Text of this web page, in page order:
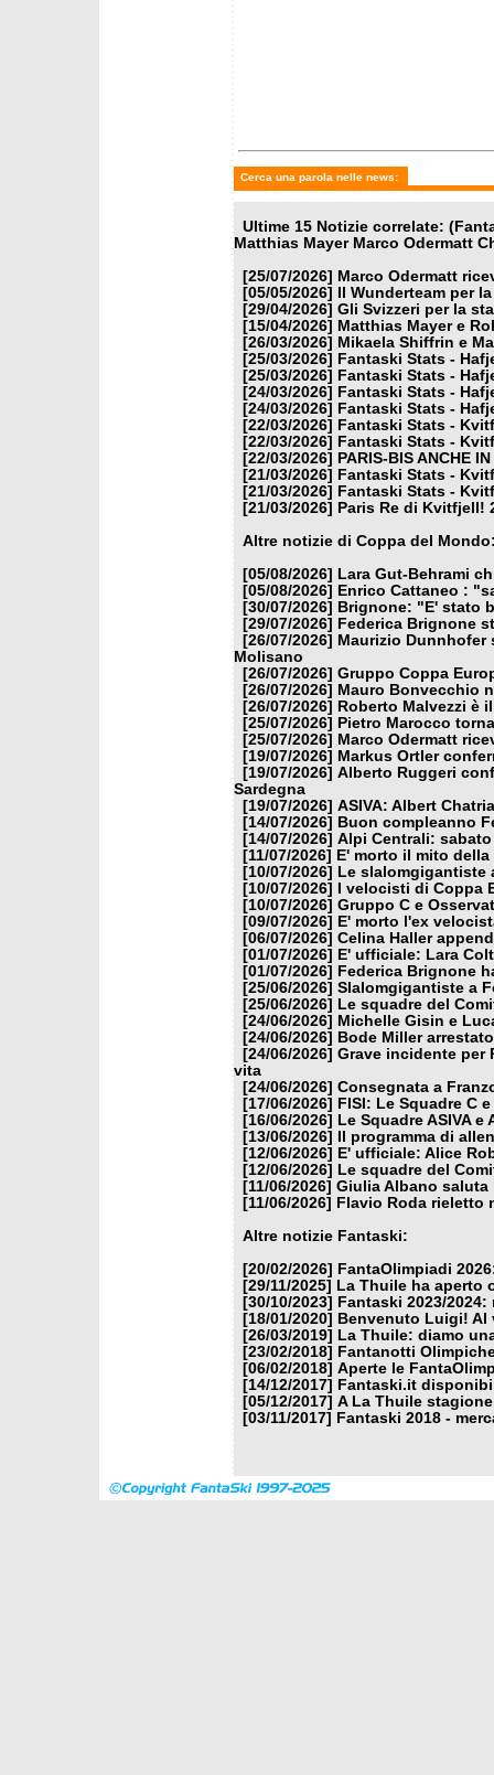
Cerca una parola nelle news:
Ultime 15 Notizie correlate:
Matthias Mayer Marco Odermatt
[25/07/2026] Marco Odermatt
[05/05/2026]
Il Wunderteam per
[29/04/2026] Gli Svizzeri per la
[15/04/2026] Matthias Mayer e
[26/03/2026] Mikaela Shiffrin e
[25/03/2026]
Fantaski Stats -
[25/03/2026]
Fantaski Stats -
[24/03/2026]
Fantaski Stats -
[24/03/2026]
Fantaski Stats -
[22/03/2026]
Fantaski Stats -
[22/03/2026]
Fantaski Stats -
[22/03/2026]
PARIS-BIS ANCHE
[21/03/2026]
Fantaski Stats -
[21/03/2026]
Fantaski Stats -
[21/03/2026]
Paris Re di Kvitfjell!
Altre notizie di Coppa del
[05/08/2026]
Lara Gut-Behrami
[05/08/2026]
Enrico Cattaneo :
[30/07/2026]
Brignone: "E' stato
[29/07/2026]
Federica Brignone
[26/07/2026] Maurizio Dunnhofer
Molisano
[26/07/2026] Gruppo Coppa
[26/07/2026] Mauro Bonvecchio
[26/07/2026]
Roberto Malvezzi è
[25/07/2026]
Pietro Marocco
[25/07/2026] Marco Odermatt
[19/07/2026] Markus Ortler
[19/07/2026] Alberto Ruggeri
Sardegna
[19/07/2026] ASIVA: Albert
[14/07/2026]
Buon compleanno
[14/07/2026] Alpi Centrali:
[11/07/2026]
E' morto il mito
[10/07/2026]
Le
[10/07/2026]
I velocisti di Coppa
[10/07/2026] Gruppo C e
[09/07/2026]
E' morto l'ex
[06/07/2026] Celina Haller
[01/07/2026]
E' ufficiale: Lara
[01/07/2026]
Federica Brignone
[25/06/2026] Slalomgigantiste a
[25/06/2026]
Le squadre del
[24/06/2026] Michelle Gisin e
[24/06/2026]
Bode Miller
[24/06/2026] Grave incidente per
vita
[24/06/2026] Consegnata a
[17/06/2026]
FISI: Le Squadre C
[16/06/2026]
Le Squadre ASIVA
[13/06/2026]
Il programma di
[12/06/2026]
E' ufficiale: Alice
[12/06/2026]
Le squadre del
[11/06/2026] Giulia Albano saluta
[11/06/2026]
Flavio Roda rieletto
Altre notizie Fantaski:
[20/02/2026]
FantaOlimpiadi
[29/11/2025]
La Thuile ha aperto
[30/10/2023]
Fantaski 2023/
[18/01/2020]
Benvenuto Luigi! Al
[26/03/2019]
La Thuile: diamo
[23/02/2018]
Fantanotti
[06/02/2018] Aperte le
[14/12/2017]
Fantaski.it
[05/12/2017] A La Thuile
[03/11/2017]
Fantaski 2018 -